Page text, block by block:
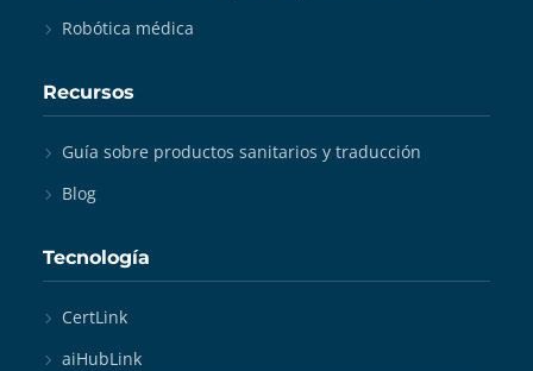
Robótica médica
Recursos
Guía sobre productos sanitarios y traducción
Blog
Tecnología
CertLink
aiHubLink